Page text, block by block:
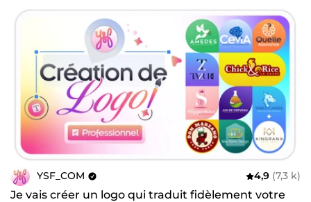
YSF_COM 4,9 (7,3 k)
Je vais créer un logo qui traduit fidèlement votre